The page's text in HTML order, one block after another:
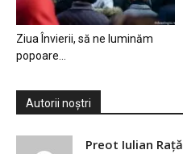
Ziua Învierii, să ne luminăm
popoare…
Autorii noștri
Preot Iulian Raţă